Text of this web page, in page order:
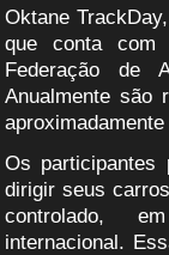
Oktane
que conta com
Federação de
Anualmente são
Os participantes
dirigir seus
controlado,
internacional.